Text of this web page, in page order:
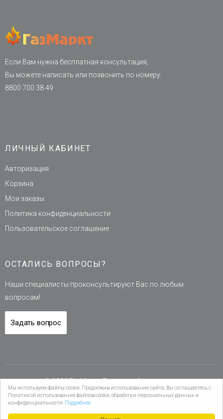
Мы используем файлы cookie. Продолжив использование сайта, Вы соглашаетесь с
Политикой использования файлов cookie, обработки персональных данных и
конфиденциальности.
Подробнее
Если Вам нужна бесплатная консультация,
Вы можете написать или позвонить по номеру:
8800 700 38 49
ЛИЧНЫЙ КАБИНЕТ
Авторизация
Корзина
Мои заказы
Политика конфиденциальности
Пользовательское соглашение
ОСТАЛИСЬ ВОПРОСЫ?
Наши специалисты проконсультируют Вас по любым
вопросам!
Задать вопрос
© 2026 ГазМаркт Газовое оборудование
Обратная связь
Мы в соцетях